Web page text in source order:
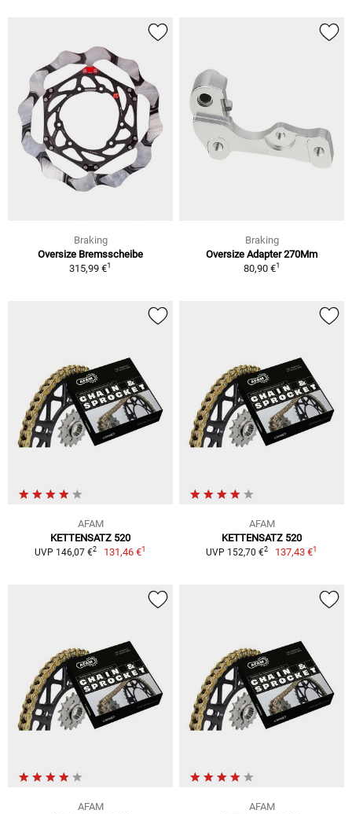
Braking
Oversize Bremsscheibe
315,99 €1
Braking
Oversize Adapter 270Mm
80,90 €1
AFAM
KETTENSATZ 520
UVP 146,07 €2 131,46 €1
AFAM
KETTENSATZ 520
UVP 152,70 €2 137,43 €1
AFAM
AFAM